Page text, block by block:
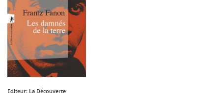
Editeur: La Découverte